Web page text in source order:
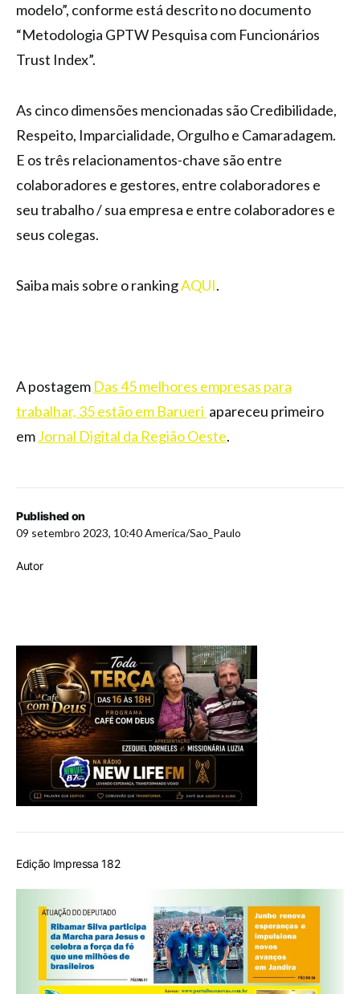
Published on
09 setembro 2023, 10:40 America/Sao_Paulo
Autor
modelo”, conforme está descrito no documento
“Metodologia GPTW Pesquisa com Funcionários
Trust Index”.
As cinco dimensões mencionadas são Credibilidade,
Respeito, Imparcialidade, Orgulho e Camaradagem.
E os três relacionamentos-chave são entre
colaboradores e gestores, entre colaboradores e
seu trabalho / sua empresa e entre colaboradores e
seus colegas.
Saiba mais sobre o rankingAQUI.
A postagem Das 45 melhores empresas para
trabalhar, 35 estão em Barueri apareceu primeiro
emJornal Digital da Região Oeste.
Edição Impressa 182